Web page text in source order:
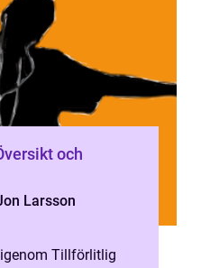
och
Larsson
Tillförlitlig